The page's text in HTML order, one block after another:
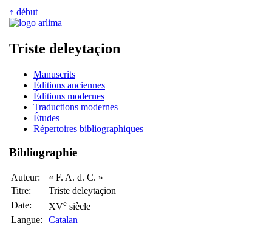
↑ début
Triste deleytaçion
Manuscrits
Éditions anciennes
Éditions modernes
Traductions modernes
Études
Répertoires bibliographiques
Bibliographie
Auteur:
« F. A. d. C. »
Titre:
Triste deleytaçion
Date:
XVe siècle
Langue:
Catalan